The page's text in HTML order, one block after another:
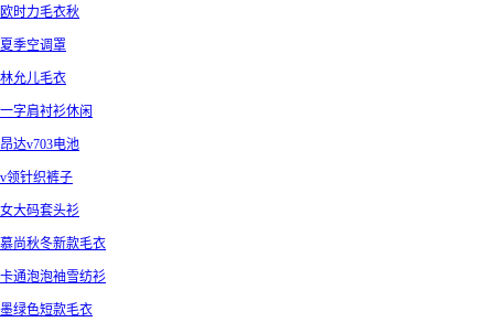
欧时力毛衣秋
夏季空调罩
林允儿毛衣
一字肩衬衫休闲
昂达v703电池
v领针织裤子
女大码套头衫
慕尚秋冬新款毛衣
卡通泡泡袖雪纺衫
墨绿色短款毛衣